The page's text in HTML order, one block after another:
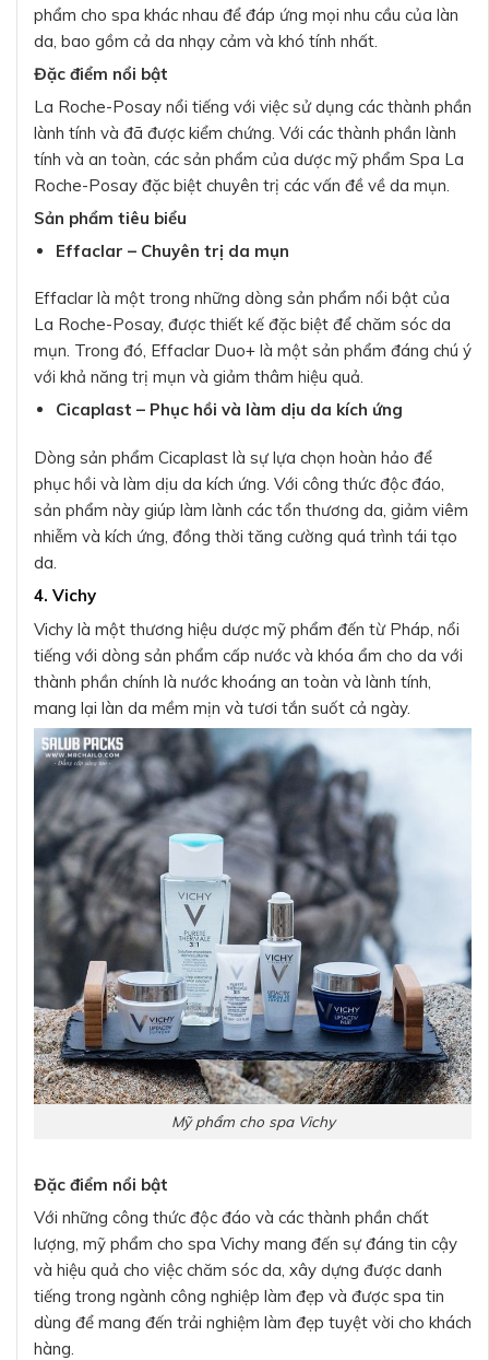
phẩm cho spa khác nhau để đáp ứng mọi nhu cầu của làn
da, bao gồm cả da nhạy cảm và khó tính nhất.
Đặc điểm nổi bật
La Roche-Posay nổi tiếng với việc sử dụng các thành phần
lành tính và đã được kiểm chứng. Với các thành phần lành
tính và an toàn, các sản phẩm của dược mỹ phẩm Spa La
Roche-Posay đặc biệt chuyên trị các vấn đề về da mụn.
Sản phẩm tiêu biểu
Effaclar – Chuyên trị da mụn
Effaclar là một trong những dòng sản phẩm nổi bật của
La Roche-Posay, được thiết kế đặc biệt để chăm sóc da
mụn. Trong đó, Effaclar Duo+ là một sản phẩm đáng chú ý
với khả năng trị mụn và giảm thâm hiệu quả.
Cicaplast – Phục hồi và làm dịu da kích ứng
Dòng sản phẩm Cicaplast là sự lựa chọn hoàn hảo để
phục hồi và làm dịu da kích ứng. Với công thức độc đáo,
sản phẩm này giúp làm lành các tổn thương da, giảm viêm
nhiễm và kích ứng, đồng thời tăng cường quá trình tái tạo
da.
4. Vichy
Vichy là một thương hiệu dược mỹ phẩm đến từ Pháp, nổi
tiếng với dòng sản phẩm cấp nước và khóa ẩm cho da với
thành phần chính là nước khoáng an toàn và lành tính,
mang lại làn da mềm mịn và tươi tắn suốt cả ngày.
Mỹ phẩm cho spa Vichy
Đặc điểm nổi bật
Với những công thức độc đáo và các thành phần chất
lượng, mỹ phẩm cho spa Vichy mang đến sự đáng tin cậy
và hiệu quả cho việc chăm sóc da, xây dựng được danh
tiếng trong ngành công nghiệp làm đẹp và được spa tin
dùng để mang đến trải nghiệm làm đẹp tuyệt vời cho khách
hàng.